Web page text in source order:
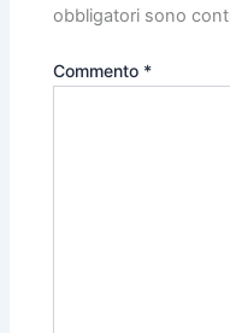
obbligatori sono
Commento *